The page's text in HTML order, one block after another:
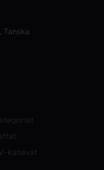
Tanska
kanavat